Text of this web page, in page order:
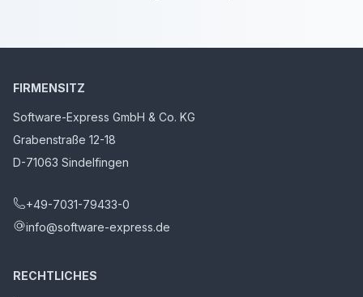
FIRMENSITZ
Software-Express GmbH & Co. KG
Grabenstraße 12-18
D-71063 Sindelfingen
+49-7031-79433-0
info@software-express.de
RECHTLICHES